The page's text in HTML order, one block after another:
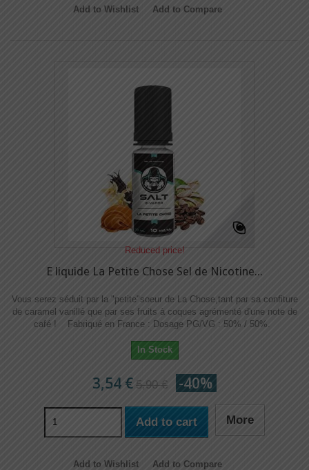
Add to Wishlist Add to Compare
Reduced price!
E liquide La Petite Chose Sel de Nicotine...
Vous serez séduit par la "petite"soeur de La Chose,tant par sa confiture
de caramel vanillé que par ses fruits à coques agrémenté d'une note de
café ! Fabriqué en France : Dosage PG/VG : 50% / 50%.
In Stock
3,54 € 5,90 € -40%
Add to cart More
Add to Wishlist Add to Compare